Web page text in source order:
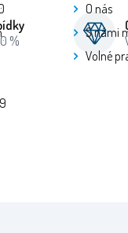
%
O nás
S námi
Volné